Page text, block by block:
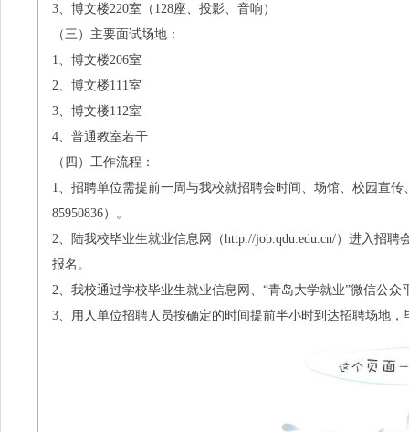
3、 博文楼220室（ 128座、投影、音响）
（三） 主要面试场地：
1、 博文楼206室
2、 博文楼111室
3、 博文楼112室
4、 普通教室若干
（四） 工作流程：
1、 招聘单位需提前一周与我校就招聘会时间、场馆、校园宣
85950836）。
2、 陆我校毕业生就业信息网（http://job.qdu.edu.cn/）进入招聘
报名。
2、 我校通过学校毕业生就业信息网、“青岛大学就业”微信公
3、 用人单位招聘人员按确定的时间提前半小时到达招聘场地